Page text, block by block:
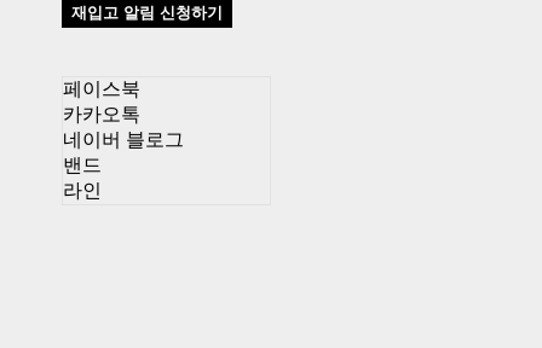
재입고 알림 신청하기
페이스북
카카오톡
네이버 블로그
밴드
라인